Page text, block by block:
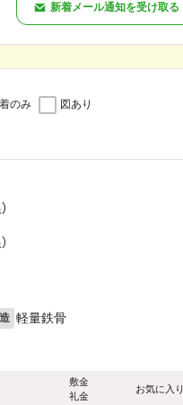
新着メール通知を受け取る
のみ 図あり
軽量鉄骨
敷金
礼金
お気に入り